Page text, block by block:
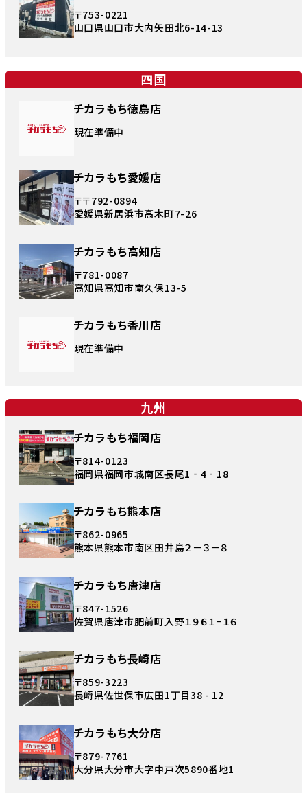
〒753-0221
山口県山口市大内矢田北6-14-13
四国
チカラもち徳島店
現在準備中
チカラもち愛媛店
〒〒792-0894
愛媛県新居浜市高木町7-26
チカラもち高知店
〒781-0087
高知県高知市南久保13-5
チカラもち香川店
現在準備中
九州
チカラもち福岡店
〒814-0123
福岡県福岡市城南区長尾1‐4‐18
チカラもち熊本店
〒862-0965
熊本県熊本市南区田井島２－３－８
チカラもち唐津店
〒847-1526
佐賀県唐津市肥前町入野１９６１−１６
チカラもち長崎店
〒859-3223
長崎県佐世保市広田1丁目38 - 12
チカラもち大分店
〒879-7761
大分県大分市大字中戸次5890番地1